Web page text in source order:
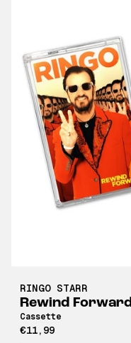
RINGO STARR
Rewind Forward
Cassette
€11,99